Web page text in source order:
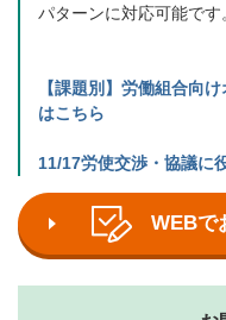
パターンに対応可能です
【課題別】労働組合向
はこちら
11/17労使交渉・協議に
WEBで